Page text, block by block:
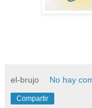
el-brujo No hay
Compartir